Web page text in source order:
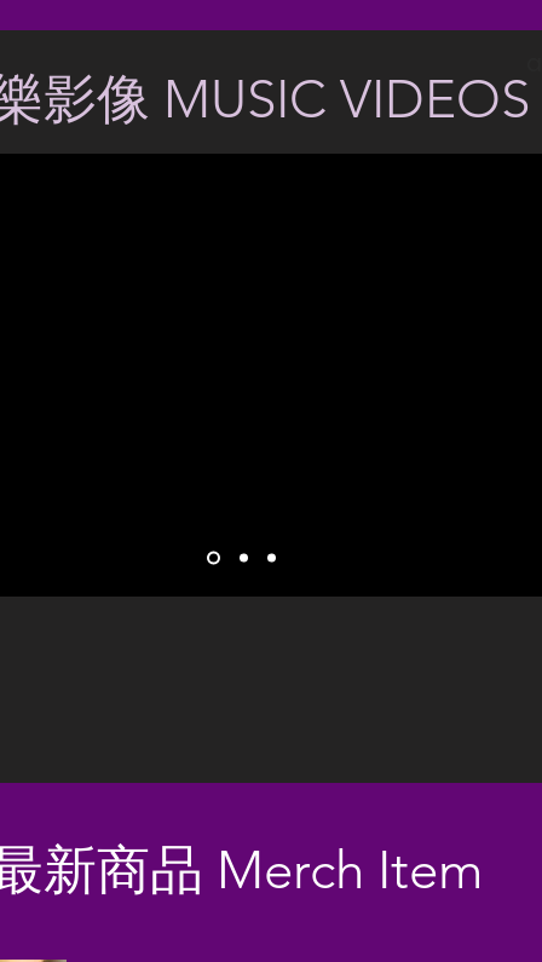
影像 MUSIC VIDEOS
新商品 Merch Item